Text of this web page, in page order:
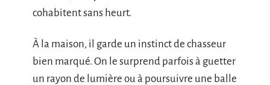
cohabitent sans heurt.
À la maison, il garde un instinct de chasseur
bien marqué. On le surprend parfois à guetter
un rayon de lumière ou à poursuivre une balle